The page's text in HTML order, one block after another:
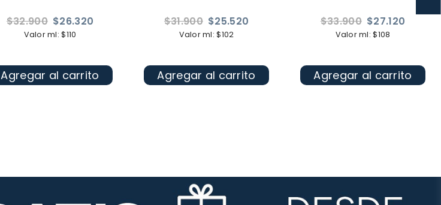
Precio
habitual
$32.900 $26.320
Valor ml: $110
Agregar al carrito
Precio
habitual
$31.900 $25.520
Valor ml: $102
Agregar al carrito
Precio
habitual
$33.900 $27.120
Valor ml: $108
Agregar al carrito